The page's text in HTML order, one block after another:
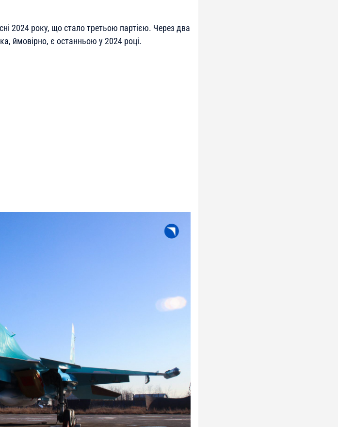
2024 року, що стало третьою партією. Через два
ймовірно, є останньою у 2024 році.